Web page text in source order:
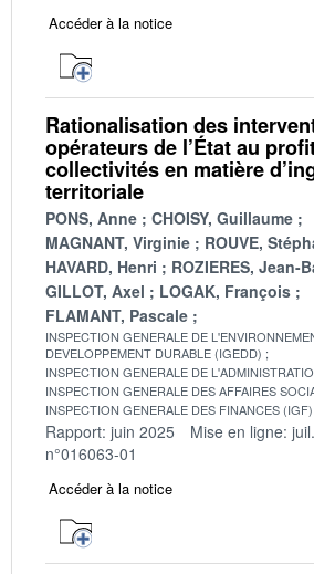
Accéder à la notice
Rationalisation des
opérateurs de l’État au
collectivités en matière
territoriale
PONS, Anne
CHOISY, Guillaume
MAGNANT, Virginie
ROUVE,
HAVARD, Henri
ROZIERES, Jean-
GILLOT, Axel
LOGAK, François
FLAMANT, Pascale
INSPECTION GENERALE DE
DEVELOPPEMENT DURABLE (IGEDD)
INSPECTION GENERALE DE
INSPECTION GENERALE DES AFFAIRES
INSPECTION GENERALE DES FINANCES (IGF)
Rapport: juin 2025 Mise en ligne:
n°016063-01
Accéder à la notice